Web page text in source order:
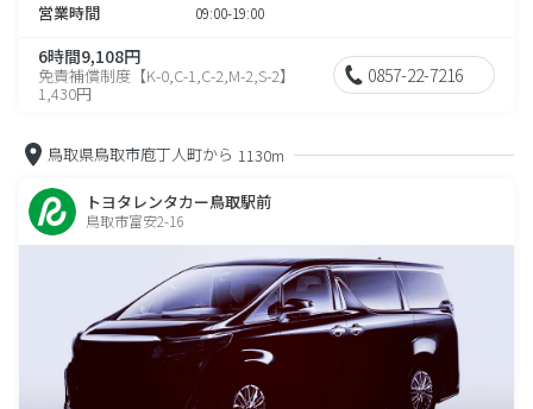
営業時間 09:00-19:00
6時間9,108円
免責補償制度【K-0,C-1,C-2,M-2,S-2】
1,430円
0857-22-7216
鳥取県鳥取市庖丁人町から 1130m
トヨタレンタカー鳥取駅前
鳥取市富安2-16